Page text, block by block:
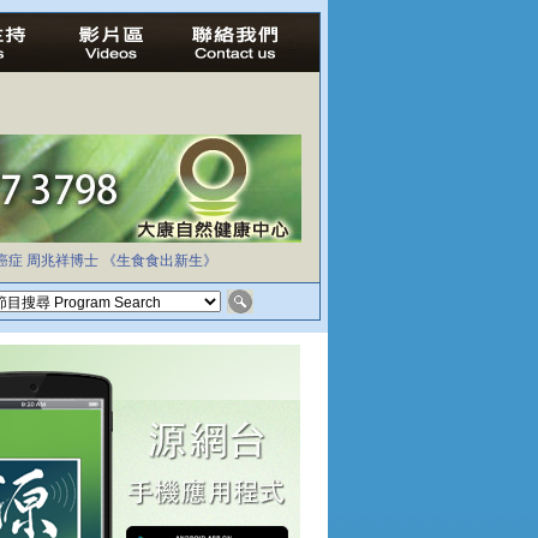
症 周兆祥博士 《生食食出新生》